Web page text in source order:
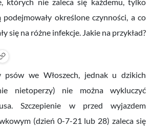
określone czynności, a co
się na różne infekcje. Jakie na przykład?
psów we Włoszech, jednak u dzikich
nietoperzy) nie można wykluczyć
Szczepienie w przed wyjazdem
(dzień 0-7-21 lub 28) zaleca się